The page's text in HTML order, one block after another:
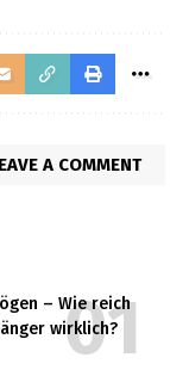
A COMMENT
– Wie reich
wirklich?